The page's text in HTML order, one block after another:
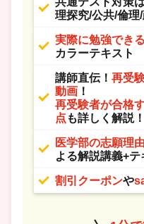
理探究/公共/倫理
実際に勉強できる
カラーテキスト
講師直伝！ 再受
動画 ！
再受験者が合格
点 も詳しく解説！
医学部の志願理
よる解説講義+テ
割引クーポンや